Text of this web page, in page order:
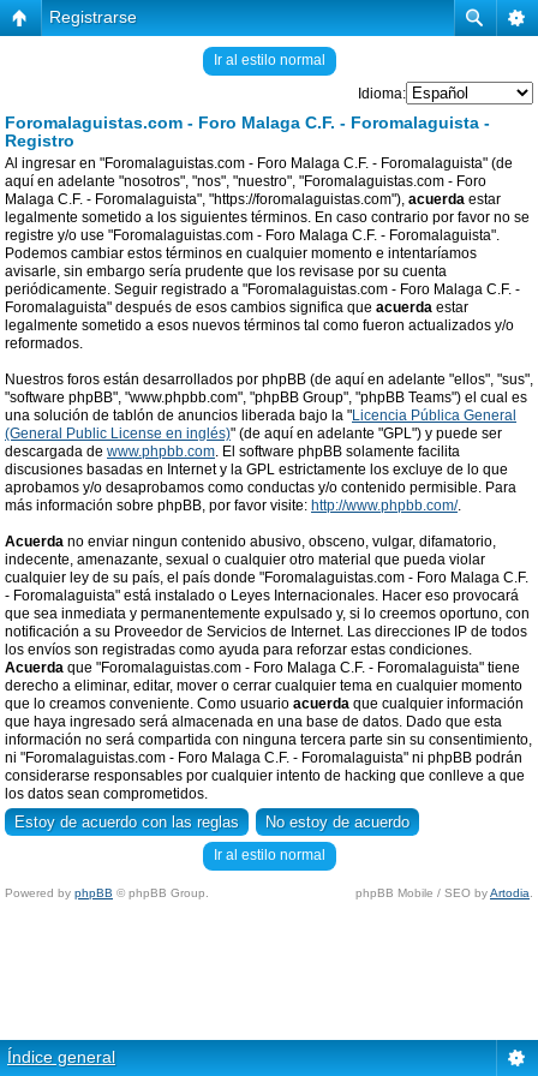
Registrarse
Ir al estilo normal
Idioma:
Foromalaguistas.com - Foro Malaga C.F. - Foromalaguista -
Registro
Al ingresar en "Foromalaguistas.com - Foro Malaga C.F. - Foromalaguista" (de
aquí en adelante "nosotros", "nos", "nuestro", "Foromalaguistas.com - Foro
Malaga C.F. - Foromalaguista", "https://foromalaguistas.com"), acuerda estar
legalmente sometido a los siguientes términos. En caso contrario por favor no se
registre y/o use "Foromalaguistas.com - Foro Malaga C.F. - Foromalaguista".
Podemos cambiar estos términos en cualquier momento e intentaríamos
avisarle, sin embargo sería prudente que los revisase por su cuenta
periódicamente. Seguir registrado a "Foromalaguistas.com - Foro Malaga C.F. -
Foromalaguista" después de esos cambios significa que acuerda estar
legalmente sometido a esos nuevos términos tal como fueron actualizados y/o
reformados.
Nuestros foros están desarrollados por phpBB (de aquí en adelante "ellos", "sus",
"software phpBB", "www.phpbb.com", "phpBB Group", "phpBB Teams") el cual es
una solución de tablón de anuncios liberada bajo la "Licencia Pública General
(General Public License en inglés)" (de aquí en adelante "GPL") y puede ser
descargada de www.phpbb.com. El software phpBB solamente facilita
discusiones basadas en Internet y la GPL estrictamente los excluye de lo que
aprobamos y/o desaprobamos como conductas y/o contenido permisible. Para
más información sobre phpBB, por favor visite: http://www.phpbb.com/.
Acuerda no enviar ningun contenido abusivo, obsceno, vulgar, difamatorio,
indecente, amenazante, sexual o cualquier otro material que pueda violar
cualquier ley de su país, el país donde "Foromalaguistas.com - Foro Malaga C.F.
- Foromalaguista" está instalado o Leyes Internacionales. Hacer eso provocará
que sea inmediata y permanentemente expulsado y, si lo creemos oportuno, con
notificación a su Proveedor de Servicios de Internet. Las direcciones IP de todos
los envíos son registradas como ayuda para reforzar estas condiciones.
Acuerda que "Foromalaguistas.com - Foro Malaga C.F. - Foromalaguista" tiene
derecho a eliminar, editar, mover o cerrar cualquier tema en cualquier momento
que lo creamos conveniente. Como usuario acuerda que cualquier información
que haya ingresado será almacenada en una base de datos. Dado que esta
información no será compartida con ninguna tercera parte sin su consentimiento,
ni "Foromalaguistas.com - Foro Malaga C.F. - Foromalaguista" ni phpBB podrán
considerarse responsables por cualquier intento de hacking que conlleve a que
los datos sean comprometidos.
Ir al estilo normal
Powered by phpBB © phpBB Group. phpBB Mobile / SEO byArtodia
Índice general